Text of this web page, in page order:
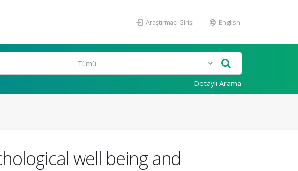
Araştırmacı Girişi English
Detaylı Arama
well being and